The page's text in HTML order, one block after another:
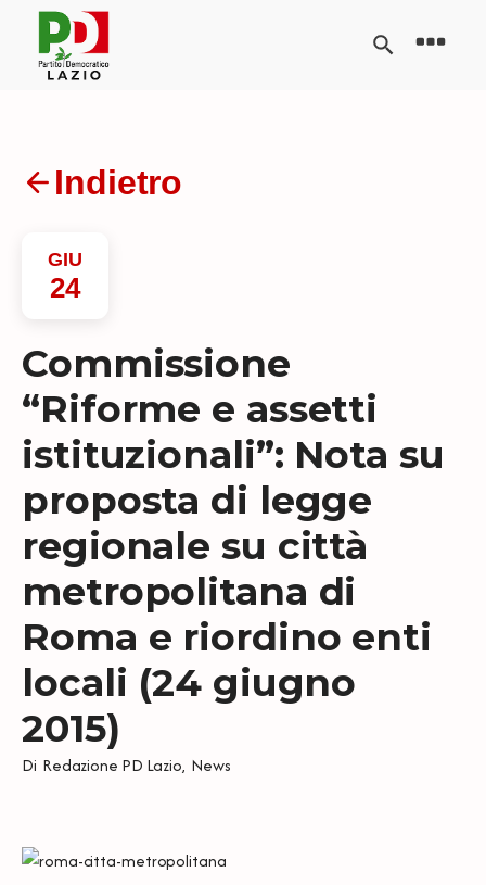
Indietro
GIU
24
Commissione
“Riforme e assetti
istituzionali”: Nota su
proposta di legge
regionale su città
metropolitana di
Roma e riordino enti
locali (24 giugno
2015)
Di Redazione PD Lazio, News